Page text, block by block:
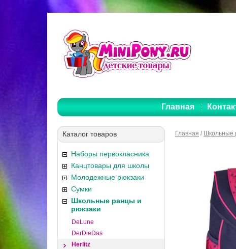
Главная
Каталог товаров
Наборы первокласника
Канцтовары для школы
Молодежные рюкзаки
Сумки
Школьные ранцы и
рюкзаки
DeLune
DerDieDas
Herlitz
Главная / Школьные